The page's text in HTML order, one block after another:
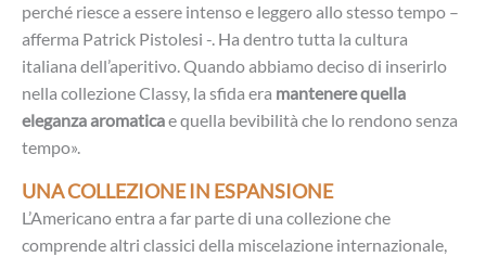
perché riesce a essere intenso e leggero allo stesso tempo –
afferma Patrick Pistolesi -. Ha dentro tutta la cultura
italiana dell’aperitivo. Quando abbiamo deciso di inserirlo
nella collezione Classy, la sfida era mantenere quella
eleganza aromaticae quella bevibilità che lo rendono senza
tempo».
UNA COLLEZIONE IN ESPANSIONE
L’Americano entra a far parte di una collezione che
comprende altri classici della miscelazione internazionale,